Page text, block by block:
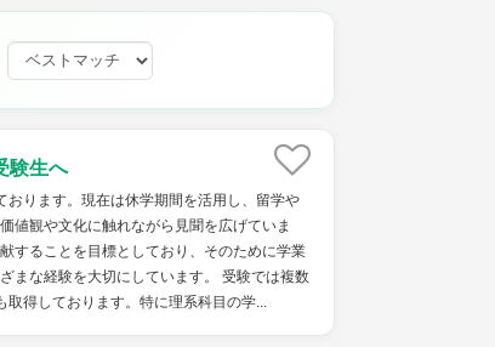
験生へ
おります。現在は休学期間を活用し、留学や
値観や文化に触れながら見聞を広げていま
することを目標としており、そのために学業
まな経験を大切にしています。 受験では複数
取得しております。特に理系科目の学...